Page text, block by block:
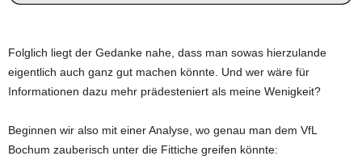
Folglich liegt der Gedanke nahe, dass man sowas hierzulande
eigentlich auch ganz gut machen könnte. Und wer wäre für
Informationen dazu mehr prädesteniert als meine Wenigkeit?
Beginnen wir also mit einer Analyse, wo genau man dem VfL
Bochum zauberisch unter die Fittiche greifen könnte: